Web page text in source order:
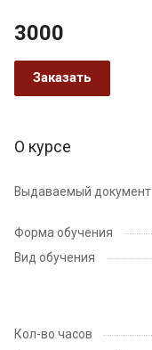
3000
Заказать
О курсе
Выдаваемый документ
Форма обучения
Вид обучения
Кол-во часов